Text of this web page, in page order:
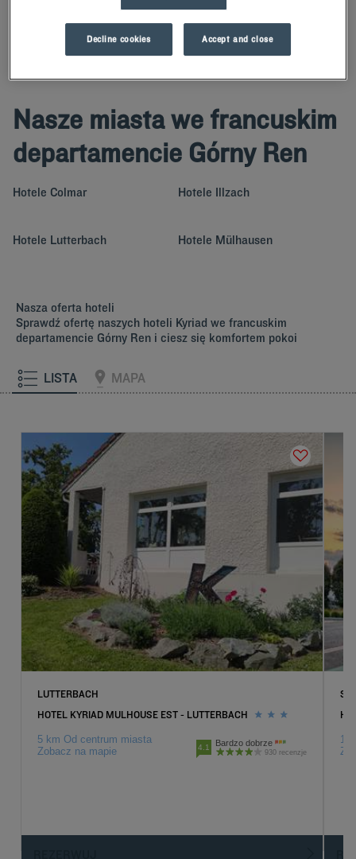
Nasze miasta we francuskim
departamencie Górny Ren
Hotele Colmar Hotele Illzach
Hotele Lutterbach Hotele Mülhausen
Nasza oferta hoteli
Sprawdź ofertę naszych hoteli Kyriad we francuskim
departamencie Górny Ren i ciesz się komfortem pokoi
LISTA MAPA
LUTTERBACH
HOTEL KYRIAD MULHOUSE EST - LUTTERBACH
5 km Od centrum miasta
Zobacz na mapie
4.1 Bardzo dobrze
930 recenzje
1
Hotele w Strasburgu
Decline cookies Accept and close